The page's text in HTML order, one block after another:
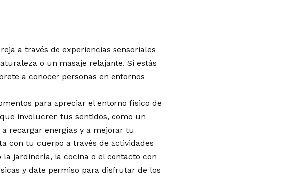
a través de experiencias sensoriales
o un masaje relajante. Si estás
a conocer personas en entornos
para apreciar el entorno físico de
involucren tus sentidos, como un
recargar energías y a mejorar tu
con tu cuerpo a través de actividades
jardinería, la cocina o el contacto con
y date permiso para disfrutar de los